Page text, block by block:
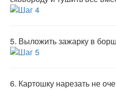
5. Выложить зажарку в
6. Картошку нарезать не